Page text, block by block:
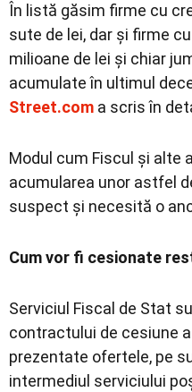
În listă găsim firme cu
sute de lei, dar şi firme
milioane de lei şi chiar
acumulate în ultimul
Street.com a scris în
Modul cum Fiscul şi alte
acumularea unor astfel
suspect şi necesită o
Cum vor fi cesionate
Serviciul Fiscal de Stat
contractului de cesiune
prezentate ofertele, pe
intermediul serviciului